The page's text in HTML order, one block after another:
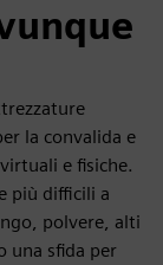
la convalida e
e fisiche.
più difficili a
polvere, alti
una sfida per